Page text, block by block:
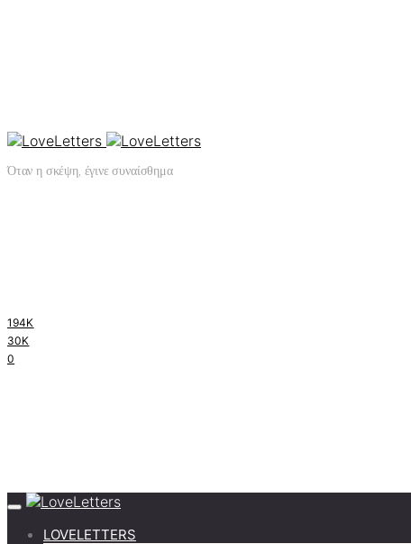
Όταν η σκέψη, έγινε συναίσθημα
194K
30K
0
LOVELETTERS